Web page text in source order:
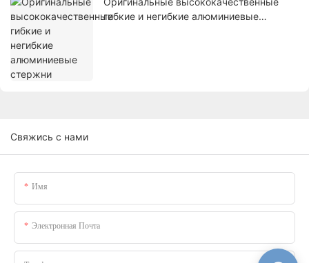
гибкие и негибкие алюминиевые
Свяжись с нами
Имя
Электронная Почта